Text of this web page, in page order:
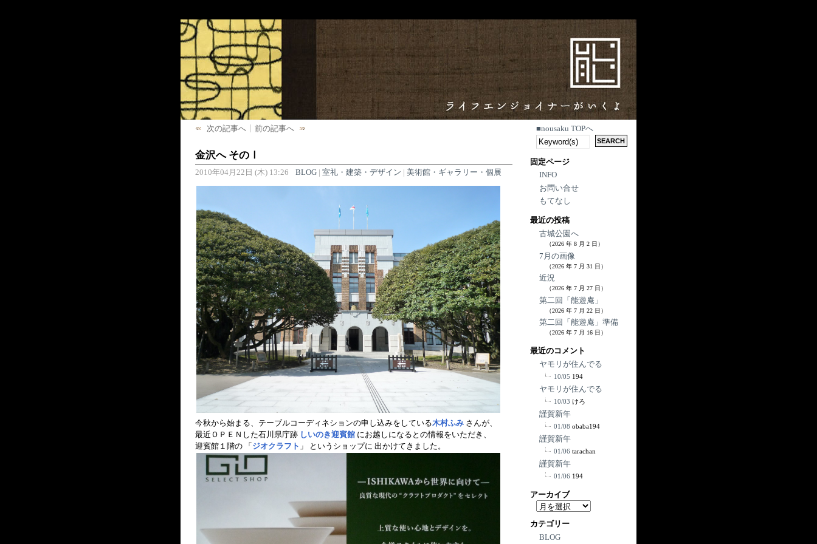
次の記事へ 前の記事へ
金沢へ そのⅠ
2010年04月22日 (木) 13:26 BLOG| 室礼・建築・デザイン | 美術館・ギャラリー・個展
今秋から始まる、テーブルコーディネションの申し込みをしている木村ふみ さんが、
最近ＯＰＥＮした石川県庁跡 しいのき迎賓館 にお越しになるとの情報をいただき、
迎賓館１階の 「 ジオクラフト 」 というショップに 出かけてきました。
■nousaku TOPへ
固定ページ
INFO
お問い合せ
もてなし
最近の投稿
古城公園へ
（2026 年 8 月 2 日）
7月の画像
（2026 年 7 月 31 日）
近況
（2026 年 7 月 27 日）
第二回「能遊庵」
（2026 年 7 月 22 日）
第二回「能遊庵」準備
（2026 年 7 月 16 日）
最近のコメント
ヤモリが住んでる
10/05 194
ヤモリが住んでる
10/03 けろ
謹賀新年
01/08 obaba194
謹賀新年
01/06 tarachan
謹賀新年
01/06 194
アーカイブ
ア
カ
イ
カテゴリー
BLOG